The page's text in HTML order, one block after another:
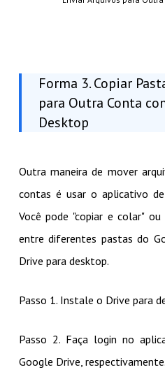
Forma 3. Copiar
para Outra Conta
Desktop
Outra maneira de mover
contas é usar o aplicativo
Você pode "copiar e colar"
entre diferentes pastas do
Drive para desktop.
Passo 1. Instale o Drive para
Passo 2. Faça login no
Google Drive, respectivamente.